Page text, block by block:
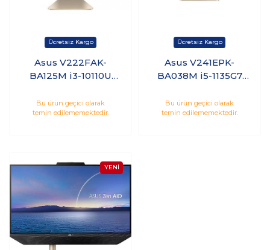
Asus V222FAK-
BA125M i3-10110U
Freedos
Bu ürün geçici olarak
temin edilememektedir.
Asus V241EPK-
BA038M i5-1135G7
MX330 23.8 Freedos
Bu ürün geçici olarak
temin edilememektedir.